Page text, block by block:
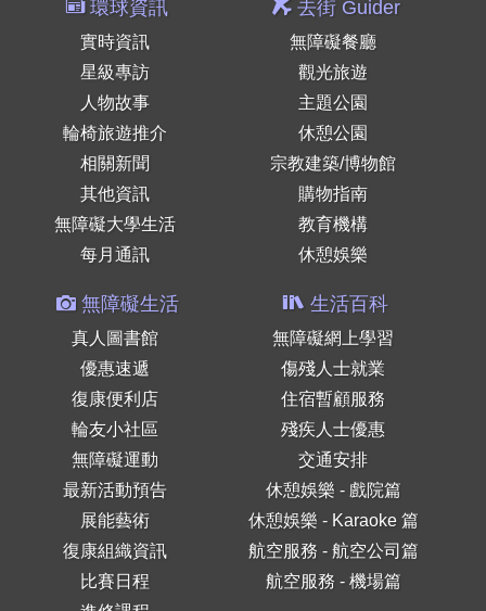
環球資訊
實時資訊
星級專訪
人物故事
輪椅旅遊推介
相關新聞
其他資訊
無障礙大學生活
每月通訊
去街 Guider
無障礙餐廳
觀光旅遊
主題公園
休憩公園
宗教建築/博物館
購物指南
教育機構
休憩娛樂
無障礙生活
真人圖書館
優惠速遞
復康便利店
輪友小社區
無障礙運動
最新活動預告
展能藝術
復康組織資訊
比賽日程
生活百科
無障礙網上學習
傷殘人士就業
住宿暫顧服務
殘疾人士優惠
交通安排
休憩娛樂 - 戲院篇
休憩娛樂 - Karaoke 篇
航空服務 - 航空公司篇
航空服務 - 機場篇